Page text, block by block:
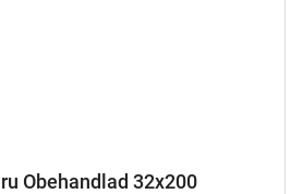
Obehandlad 32x200